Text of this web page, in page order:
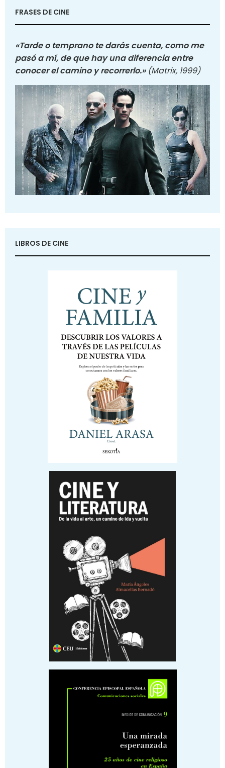
FRASES DE CINE
«Tarde o temprano te darás cuenta, como me
pasó a mí, de que hay una diferencia entre
conocer el camino y recorrerlo.» (Matrix, 1999)
LIBROS DE CINE